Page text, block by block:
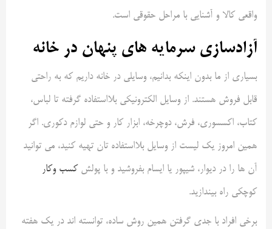
واقعی کالا و آشنایی با مراحل حقوقی است.
آزادسازی سرمایه های پنهان در خانه
بسیاری از ما بدون اینکه بدانیم، وسایلی در خانه داریم که به راحتی
قابل فروش هستند. از وسایل الکترونیکی بلااستفاده گرفته تا لباس،
کتاب، اکسسوری، فرش، دوچرخه، ابزار کار و حتی لوازم دکوری. اگر
همین امروز یک لیست از وسایل بلااستفاده تان تهیه کنید، می توانید
آن ها را در دیوار، شیپور یا ایسام بفروشید و با پولش کسب وکار
کوچکی راه بیندازید.
برخی افراد با جدی گرفتن همین روش ساده، توانسته اند در یک هفته